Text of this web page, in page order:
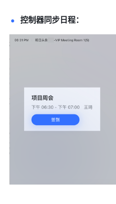
控制器同步日程：